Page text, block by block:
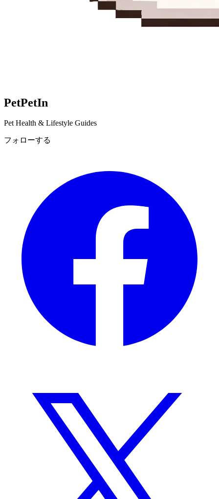
PetPetIn
Pet Health & Lifestyle Guides
フォローする